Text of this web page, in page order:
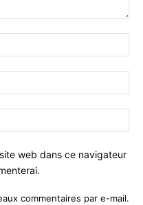
web dans ce navigateur
commentaires par e-mail.